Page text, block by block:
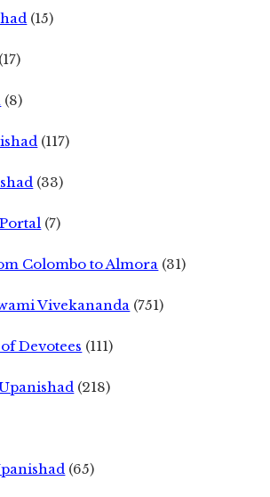
(15)
(17)
(8)
(117)
(33)
(7)
Colombo to Almora (31)
Vivekananda (751)
Devotees (111)
(218)
(65)